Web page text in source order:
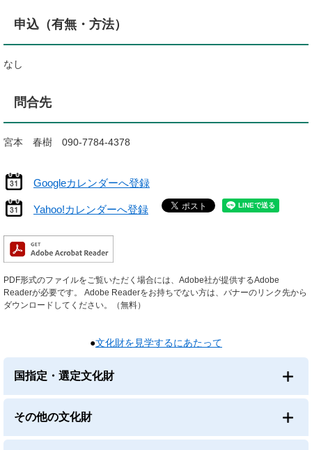
申込（有無・方法）
なし
問合先
宮本 春樹 090-7784-4378
Googleカレンダーへ登録
Yahoo!カレンダーへ登録
PDF形式のファイルをご覧いただく場合には、Adobe社が提供するAdobe
Readerが必要です。
Adobe Readerをお持ちでない方は、バナーのリンク先から
ダウンロードしてください。（無料）
●文化財を見学するにあたって
国指定・選定文化財
その他の文化財